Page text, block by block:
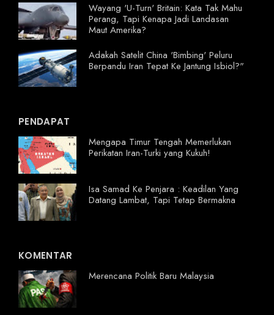
Wayang 'U-Turn' Britain: Kata Tak Mahu
Perang, Tapi Kenapa Jadi Landasan
Maut Amerika?
Adakah Satelit China 'Bimbing' Peluru
Berpandu Iran Tepat Ke Jantung Isbiol?"
PENDAPAT
Mengapa Timur Tengah Memerlukan
Perikatan Iran-Turki yang Kukuh!
Isa Samad Ke Penjara : Keadilan Yang
Datang Lambat, Tapi Tetap Bermakna
KOMENTAR
Merencana Politik Baru Malaysia